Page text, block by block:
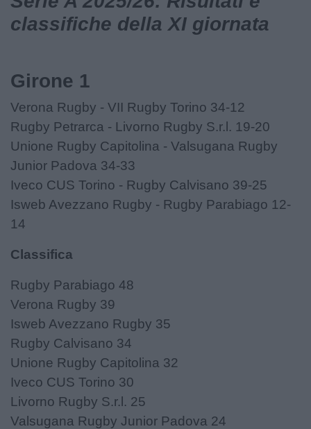
classifiche della XI giornata
Girone 1
Verona Rugby - VII Rugby Torino 34-12
Rugby Petrarca - Livorno Rugby S.r.l. 19-20
Unione Rugby Capitolina - Valsugana Rugby
Junior Padova 34-33
Iveco CUS Torino - Rugby Calvisano 39-25
Isweb Avezzano Rugby - Rugby Parabiago 12-
14
Classifica
Rugby Parabiago 48
Verona Rugby 39
Isweb Avezzano Rugby 35
Rugby Calvisano 34
Unione Rugby Capitolina 32
Iveco CUS Torino 30
Livorno Rugby S.r.l. 25
Valsugana Rugby Junior Padova 24